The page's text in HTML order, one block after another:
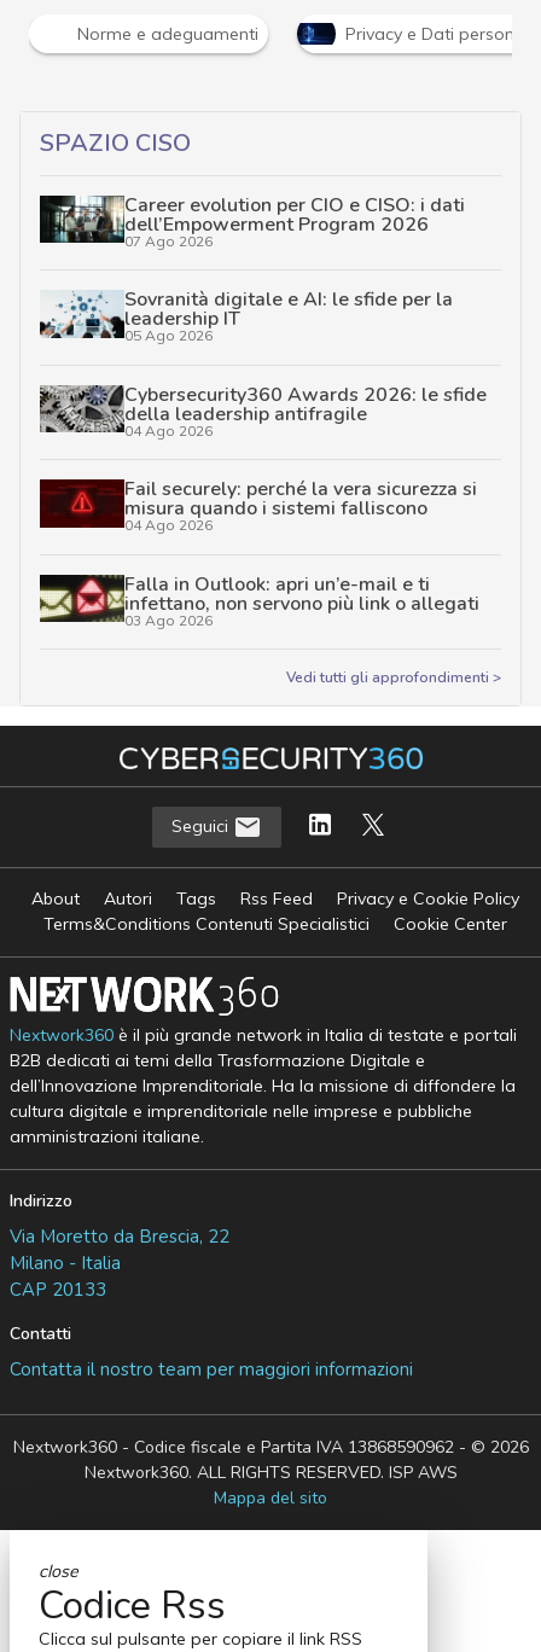
Norme e adeguamenti
Privacy e Dati personali
SPAZIO CISO
Career evolution per CIO e CISO: i dati
dell’Empowerment Program 2026
07 Ago 2026
Sovranità digitale e AI: le sfide per la
leadership IT
05 Ago 2026
Cybersecurity360 Awards 2026: le sfide
della leadership antifragile
04 Ago 2026
Fail securely: perché la vera sicurezza si
misura quando i sistemi falliscono
04 Ago 2026
Falla in Outlook: apri un’e-mail e ti
infettano, non servono più link o allegati
03 Ago 2026
Vedi tutti gli approfondimenti >
Seguici
About Autori Tags Rss Feed
Privacy e Cookie Policy
Terms&Conditions Contenuti Specialistici
Cookie Center
Nextwork360è il più grande network in Italia di testate e portali
B2B dedicati ai temi della Trasformazione Digitale e
dell’Innovazione Imprenditoriale. Ha la missione di diffondere la
cultura digitale e imprenditoriale nelle imprese e pubbliche
amministrazioni italiane.
Indirizzo
Via Moretto da Brescia, 22
Milano - Italia
CAP 20133
Contatti
Contatta il nostro team per maggiori informazioni
Nextwork360 - Codice fiscale e Partita IVA 13868590962 - © 2026
Nextwork360. ALL RIGHTS RESERVED. ISP AWS
Mappa del sito
close
Codice Rss
Clicca sul pulsante per copiare il link RSS